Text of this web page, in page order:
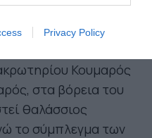
Privacy Policy
ενδιαφέροντα
Κουμαρός
στα βόρεια του
θαλάσσιος
το σύμπλεγμα των